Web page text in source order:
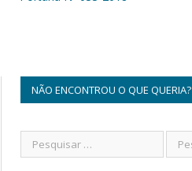
NÃO ENCONTROU O QUE QUERIA?